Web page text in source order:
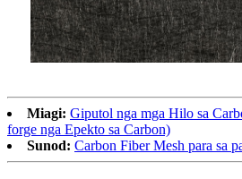
Miagi: Giputol nga mga Hilo sa
forge nga Epekto sa Carbon)
Sunod: Carbon Fiber Mesh para sa